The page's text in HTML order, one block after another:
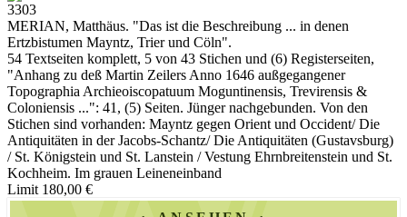
3303
MERIAN, Matthäus. "Das ist die Beschreibung ... in denen
Ertzbistumen Mayntz, Trier und Cöln".
54 Textseiten komplett, 5 von 43 Stichen und (6) Registerseiten,
"Anhang zu deß Martin Zeilers Anno 1646 außgegangener
Topographia Archieoiscopatuum Moguntinensis, Trevirensis &
Coloniensis ...": 41, (5) Seiten. Jünger nachgebunden. Von den
Stichen sind vorhanden: Mayntz gegen Orient und Occident/ Die
Antiquitäten in der Jacobs-Schantz/ Die Antiquitäten (Gustavsburg)
/ St. Königstein und St. Lanstein / Vestung Ehrnbreitenstein und St.
Kochheim. Im grauen Leineneinband
Limit 180,00 €